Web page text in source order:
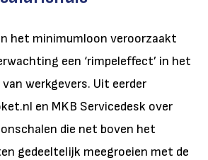
het minimumloon veroorzaakt
een ‘rimpeleffect’ in het
werkgevers. Uit eerder
en MKB Servicedesk over
die net boven het
gedeeltelijk meegroeien met de